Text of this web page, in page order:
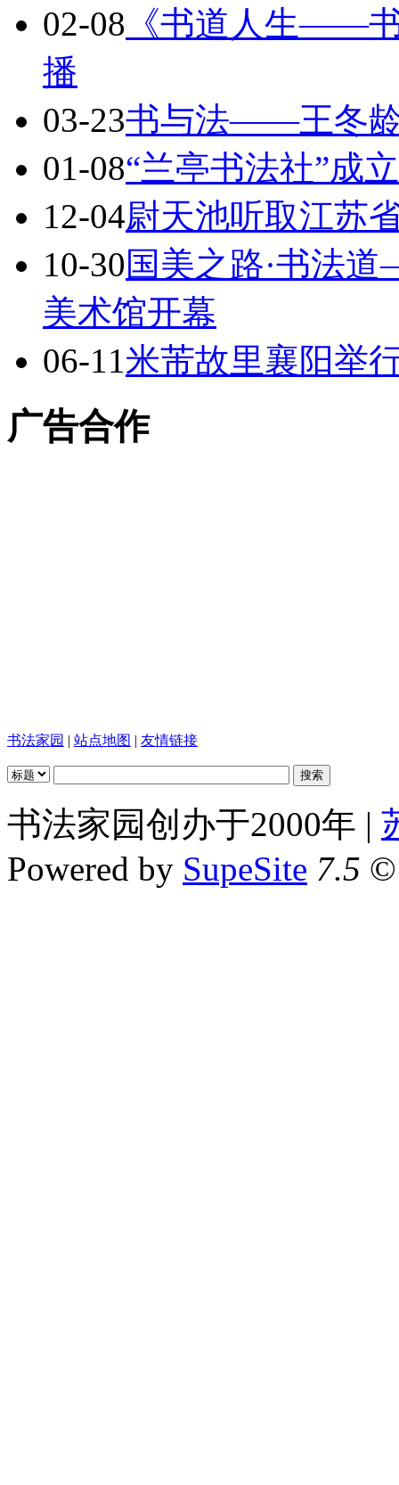
02-08 《书道人生——
播
03-23书与法——王冬龄
01-08“兰亭书法社”成
12-04尉天池听取江苏
10-30国美之路·书法
美术馆开幕
06-11米芾故里襄阳举
广告合作
书法家园 | 站点地图 | 友情链接
书法家园创办于2000年 |
Powered by SupeSite 7.5 ©